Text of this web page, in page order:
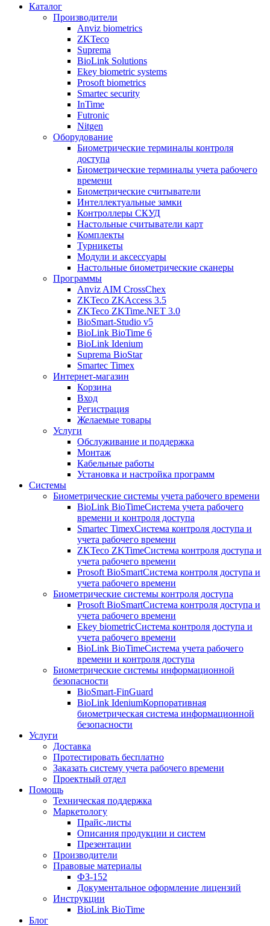
Каталог
Производители
Anviz biometrics
ZKTeco
Suprema
BioLink Solutions
Ekey biometric systems
Prosoft biometrics
Smartec security
InTime
Futronic
Nitgen
Оборудование
Биометрические терминалы контроля
доступа
Биометрические терминалы учета рабочего
времени
Биометрические считыватели
Интеллектуальные замки
Контроллеры СКУД
Настольные считыватели карт
Комплекты
Турникеты
Модули и аксессуары
Настольные биометрические сканеры
Программы
Anviz AIM CrossChex
ZKTeco ZKAccess 3.5
ZKTeco ZKTime.NET 3.0
BioSmart-Studio v5
BioLink BioTime 6
BioLink Idenium
Suprema BioStar
Smartec Timex
Интернет-магазин
Корзина
Вход
Регистрация
Желаемые товары
Услуги
Обслуживание и поддержка
Монтаж
Кабельные работы
Установка и настройка программ
Системы
Биометрические системы учета рабочего времени
BioLink BioTimeСистема учета рабочего
времени и контроля доступа
Smartec TimexСистема контроля доступа и
учета рабочего времени
ZKTeco ZKTimeСистема контроля доступа и
учета рабочего времени
Prosoft BioSmartСистема контроля доступа и
учета рабочего времени
Биометрические системы контроля доступа
Prosoft BioSmartСистема контроля доступа и
учета рабочего времени
Ekey biometricСистема контроля доступа и
учета рабочего времени
BioLink BioTimeСистема учета рабочего
времени и контроля доступа
Биометрические системы информационной
безопасности
BioSmart-FinGuard
BioLink IdeniumКорпоративная
биометрическая система информационной
безопасности
Услуги
Доставка
Протестировать бесплатно
Заказать систему учета рабочего времени
Проектный отдел
Помощь
Техническая поддержка
Маркетологу
Прайс-листы
Описания продукции и систем
Презентации
Производители
Правовые материалы
ФЗ-152
Документальное оформление лицензий
Инструкции
BioLink BioTime
Блог